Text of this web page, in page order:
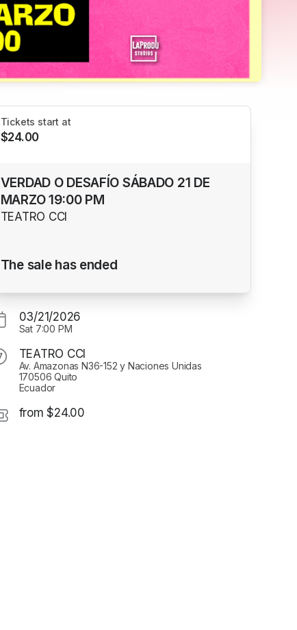
Tickets start at
$24.00
VERDAD O DESAFÍO SÁBADO 21 DE
MARZO 19:00 PM
TEATRO CCI
The sale has ended
03/21/2026
Sat 7:00 PM
TEATRO CCI
Av. Amazonas N36-152 y Naciones Unidas
170506 Quito
Ecuador
from $24.00